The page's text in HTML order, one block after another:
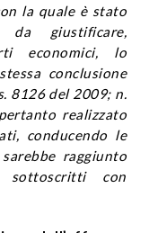
la quale è stato
da giustificare,
economici, lo
conclusione
8126 del 2009; n.
realizzato
conducendo le
raggiunto
con